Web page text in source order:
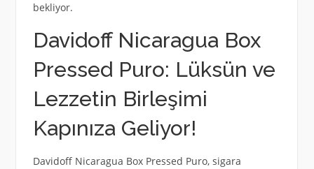
bekliyor.
Davidoff Nicaragua Box
Pressed Puro: Lüksün ve
Lezzetin Birleşimi
Kapınıza Geliyor!
Davidoff Nicaragua Box Pressed Puro, sigara